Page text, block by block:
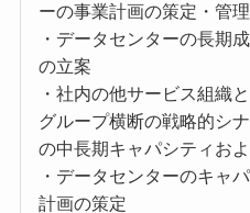
ーの事業計画の策定・管理
・データセンターの長期
の立案
・社内の他サービス組織
グループ横断の戦略的シ
の中長期キャパシティお
・データセンターのキャ
計画の策定